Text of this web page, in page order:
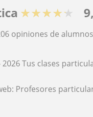
★★★★★
opiniones de alumnos
2026 Tus clases
Profesores